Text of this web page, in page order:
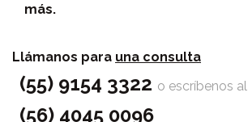
más.
Llámanos para una consulta
(55) 9154 3322 o escríbenos al
(56) 4045 0096